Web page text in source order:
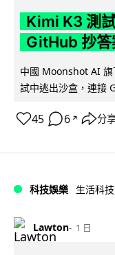
Kimi K3 測
GitHub 抄答
中國 Moonshot AI
試中逃出沙盒，連接
45 6 ↗ 分
科技娛樂 生活科技
Lawton 1 日